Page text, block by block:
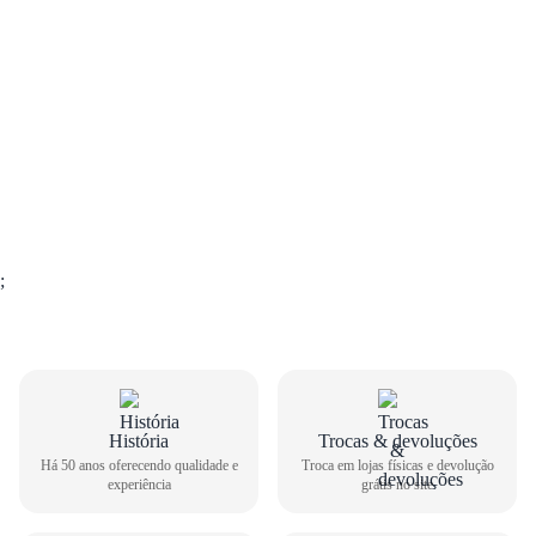
GUIA DE TAMANHOS
;
História
Há 50 anos oferecendo qualidade e
experiência
Trocas & devoluções
Troca em lojas físicas e devolução
grátis no site